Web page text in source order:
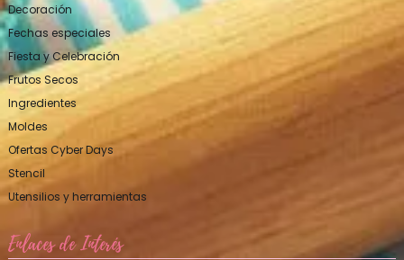
Decoración
Fechas especiales
Fiesta y Celebración
Frutos Secos
Ingredientes
Moldes
Ofertas Cyber Days
Stencil
Utensilios y herramientas
Enlaces de Interés